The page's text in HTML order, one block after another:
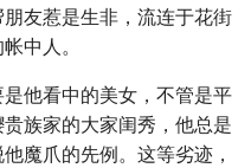
友惹是生非，流连于花街
中人。
他看中的美女，不管是平
族家的大家闺秀，他总是
魔爪的先例。这等劣迹，